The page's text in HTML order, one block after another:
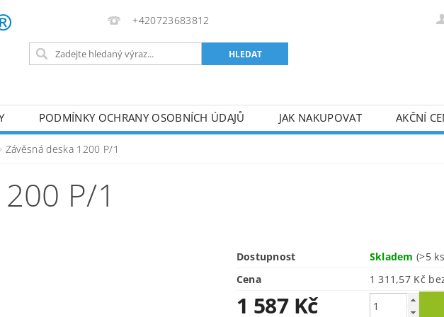
+420723683812
PODMÍNKY OCHRANY OSOBNÍCH ÚDAJŮ JAK NAKUPOVAT
AKČNÍ
AKUMULÁTOROVÉ NÁŘADÍ
RUČNÍ NÁŘADÍ
Závěsná deska 1200 P/1
P/1
Dostupnost Skladem(>5
Cena
1
1 587 Kč